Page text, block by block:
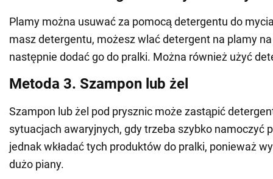
Plamy można usuwać za pomocą detergentu do
masz detergentu, możesz wlać detergent na plamy
następnie dodać go do pralki. Można również użyć
Metoda 3. Szampon lub żel
Szampon lub żel pod prysznic może zastąpić
sytuacjach awaryjnych, gdy trzeba szybko namoczyć
jednak wkładać tych produktów do pralki, ponieważ
dużo piany.